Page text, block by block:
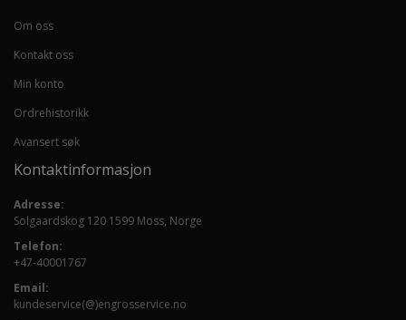
Om oss
Kontakt oss
Min konto
Ordrehistorikk
Avansert søk
Kontaktinformasjon
Adresse:
Solgaardskog 120 1599 Moss, Norge
Telefon:
+47-40001767
Email:
kundeservice(@)engrosservice.no